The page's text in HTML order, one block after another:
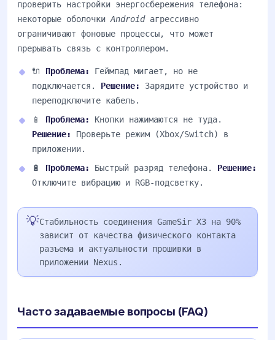
проверить настройки энергосбережения телефона:
некоторые оболочки Androidагрессивно
ограничивают фоновые процессы, что может
прерывать связь с контроллером.
🔌 Проблема:
Геймпад мигает, но не
подключается. Решение:
Зарядите устройство и
переподключите кабель.
📱 Проблема:
Кнопки нажимаются не туда.
Решение:
Проверьте режим (Xbox/Switch) в
приложении.
🔋 Проблема: Быстрый разряд телефона. Решение:
Отключите вибрацию и RGB-подсветку.
💡Стабильность соединения GameSir X3 на 90%
зависит от качества физического контакта
разъема и актуальности прошивки в
приложении Nexus.
Часто задаваемые вопросы (FAQ)